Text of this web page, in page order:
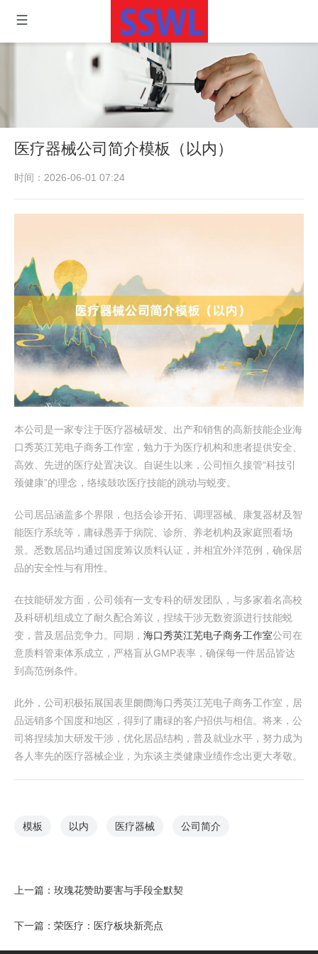
医疗器械公司简介模板（以内）
时间：2026-06-01 07:24
本公司是一家专注于医疗器械研发、出产和销售的高新技能企业海
口秀英江芜电子商务工作室，勉力于为医疗机构和患者提供安全、
高效、先进的医疗处置决议。自诞生以来，公司恒久接管“科技引
颈健康”的理念，络续鼓吹医疗技能的跳动与蜕变。
公司居品涵盖多个界限，包括会诊开拓、调理器械、康复器材及智
能医疗系统等，庸碌愚弄于病院、诊所、养老机构及家庭照看场
景。悉数居品均通过国度筹议质料认证，并相宜外洋范例，确保居
品的安全性与有用性。
在技能研发方面，公司领有一支专科的研发团队，与多家着名高校
及科研机组成立了耐久配合筹议，捏续干涉无数资源进行技能蜕
变，普及居品竞争力。同期， 海口秀英江芜电子商务工作室公司在
意质料管束体系成立，严格盲从GMP表率，确保每一件居品皆达
到高范例条件。
此外，公司积极拓展国表里阛阓海口秀英江芜电子商务工作室，居
品远销多个国度和地区，得到了庸碌的客户招供与相信。将来，公
司将捏续加大研发干涉，优化居品结构，普及就业水平，努力成为
各人率先的医疗器械企业，为东谈主类健康业绩作念出更大孝敬。
模板 以内 医疗器械 公司简介
上一篇： 玫瑰花赞助要害与手段全默契
下一篇： 荣医疗：医疗板块新亮点